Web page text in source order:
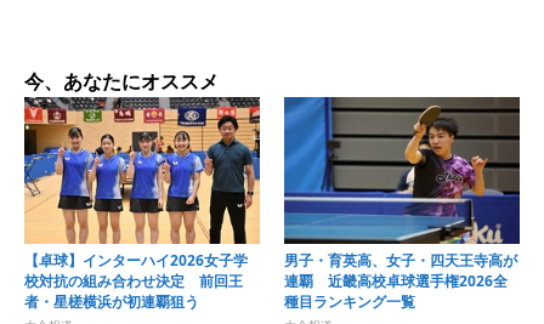
今、あなたにオススメ
【卓球】インターハイ2026女子学
校対抗の組み合わせ決定 前回王
者・星槎横浜が初連覇狙う
男子・育英高、女子・四天王寺高が
連覇 近畿高校卓球選手権2026全
種目ランキング一覧